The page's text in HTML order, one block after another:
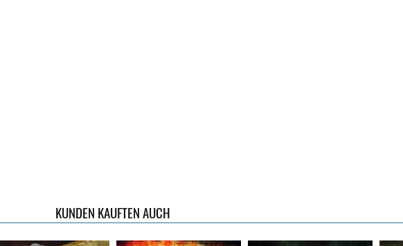
KUNDEN KAUFTEN AUCH